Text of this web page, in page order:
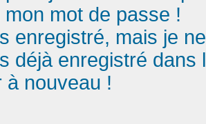
mot de passe !
enregistré, mais je
déjà enregistré
à nouveau !